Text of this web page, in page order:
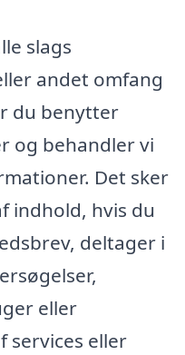
slags
andet omfang
du benytter
og behandler vi
Det sker
indhold, hvis du
deltager i
eller
services eller